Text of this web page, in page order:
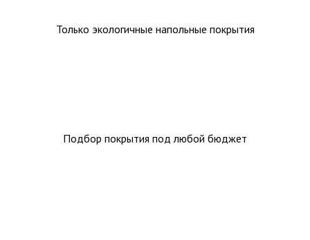
Только экологичные напольные покрытия
Подбор покрытия под любой бюджет